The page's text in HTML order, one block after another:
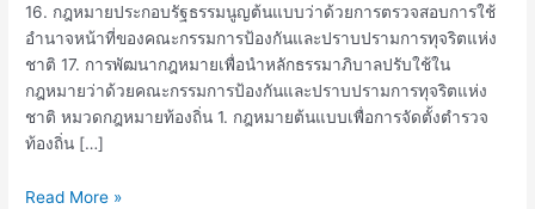
16. กฎหมายประกอบรัฐธรรมนูญต้นแบบว่าด้วยการตรวจสอบการใช้
อำนาจหน้าที่ของคณะกรรมการป้องกันและปราบปรามการทุจริตแห่ง
ชาติ 17. การพัฒนากฎหมายเพื่อนำหลักธรรมาภิบาลปรับใช้ใน
กฎหมายว่าด้วยคณะกรรมการป้องกันและปราบปรามการทุจริตแห่ง
ชาติ หมวดกฎหมายท้องถิ่น 1. กฎหมายต้นแบบเพื่อการจัดตั้งตำรวจ
ท้องถิ่น […]
Read More »